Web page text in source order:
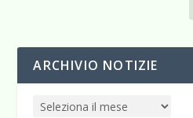
ARCHIVIO NOTIZIE